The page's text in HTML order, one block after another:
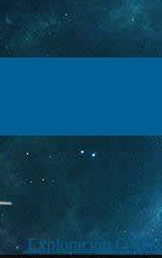
Exploración OVNI